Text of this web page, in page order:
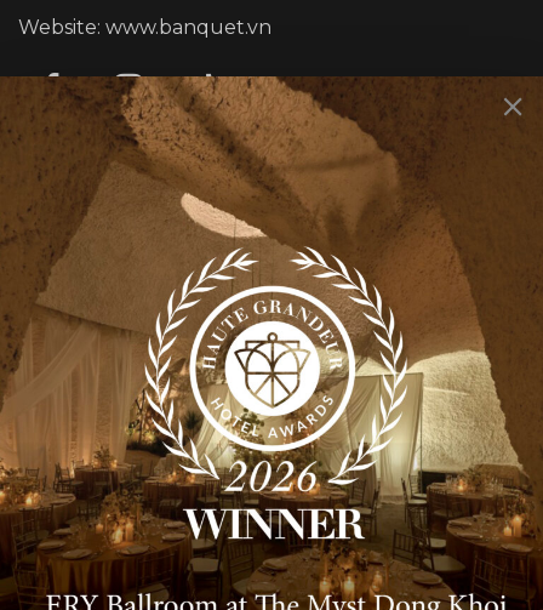
Website: www.banquet.vn
DỊCH VỤ
Sự kiện cá nhân
Sự kiện công ty
Rooty Bar
Smith’s Kitchen & Bar
THÔNG TIN CHUNG
Giới thiệu
Tin Tức
Xu hướng
Liên hệ